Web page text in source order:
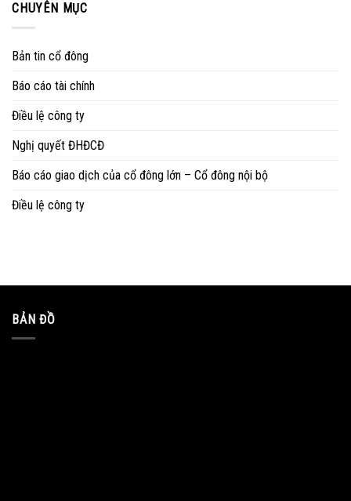
CHUYÊN MỤC
Bản tin cổ đông
Báo cáo tài chính
Điều lệ công ty
Nghị quyết ĐHĐCĐ
Báo cáo giao dịch của cổ đông lớn – Cổ đông nội bộ
Điều lệ công ty
BẢN ĐỒ